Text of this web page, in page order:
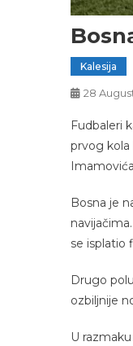
Kalesija
28
Fudbaleri
prvog kola
Bosna je
se isplatio
Drugo
ozbiljnije
U